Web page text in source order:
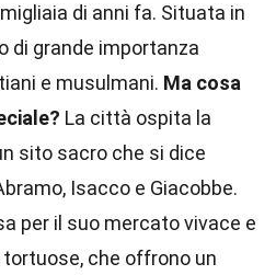
di anni fa. Situata in
di grande importanza
e musulmani. Ma cosa
La città ospita la
sito sacro che si dice
Isacco e Giacobbe.
per il suo mercato vivace e
che offrono un